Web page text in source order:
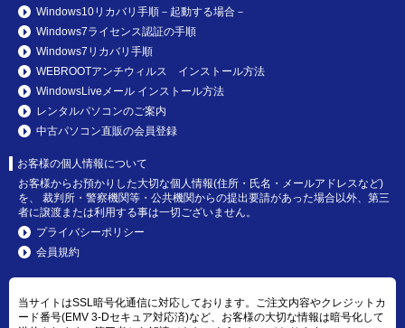
Windows10リカバリ手順－起動する場合－
Windows7ライセンス認証の手順
Windows7リカバリ手順
WEBROOTアンチウィルス インストール方法
WindowsLiveメール インストール方法
レンタルパソコンのご案内
中古パソコン直販の会員登録
お客様の個人情報について
お客様からお預かりした大切な個人情報(住所・氏名・メールアドレスなど)
を、 裁判所・警察機関等・公共機関からの提出要請があった場合以外、第三
者に譲渡または利用する事は一切ございません。
プライバシーポリシー
会員規約
当サイトはSSL暗号化通信に対応しております。ご注文内容やクレジットカ
ード番号(EMV 3-Dセキュア対応済)など、お客様の大切な情報は暗号化して